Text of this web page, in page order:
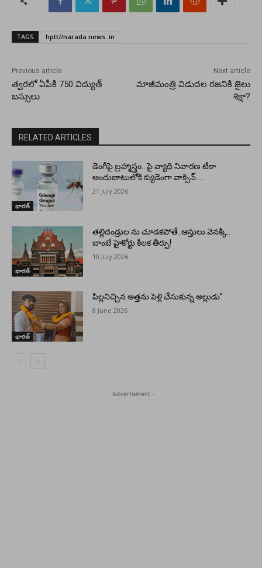
TAGS hptt//narada news .in
Previous article
త్వరలో ఏపీకి 750 విద్యుత్‌
బస్సులు
Next article
మాజీమంత్రి విడుదల రజనికి జైలు
శిక్షా?
RELATED ARTICLES
భారత్
డెంగీపై బ్రహ్మాస్త్రం.. పై వ్యాధి నివారణ టీకా
అందుబాటులోకి క్యుడెంగా వాక్సిన్…..
21 July 2026
భారత్
తల్లిదండ్రుల ను చూడకపోతే..ఆస్తులు వెనక్కి..
బాంబే హైకోర్టు కీలక తీర్పు!
10 July 2026
భారత్
పిల్లనిచ్చిన అత్తను పెళ్లి చేసుకున్న అల్లుడు”
8 June 2026
- Advertisment -